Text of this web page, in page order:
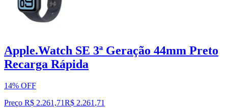
Apple.Watch SE 3ª Geração 44mm Preto
Recarga Rápida
14% OFF
Preço R$ 2.261,71R$ 2.261 ,71